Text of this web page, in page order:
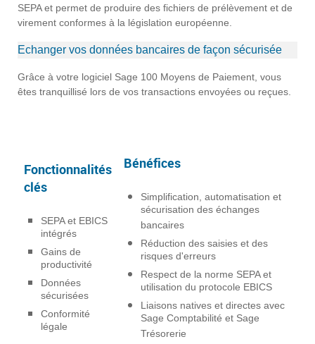
SEPA et permet de produire des fichiers de prélèvement et de
virement conformes à la législation européenne.
Echanger vos données bancaires de façon sécurisée
Grâce à votre logiciel Sage 100 Moyens de Paiement, vous
êtes tranquillisé lors de vos transactions envoyées ou reçues.
Fonctionnalités
clés
SEPA et EBICS
intégrés
Gains de
productivité
Données
sécurisées
Conformité
légale
Bénéfices
Simplification, automatisation et
sécurisation des échanges
bancaires
Réduction des saisies et des
risques d'erreurs
Respect de la norme SEPA et
utilisation du protocole EBICS
Liaisons natives et directes avec
Sage Comptabilité et Sage
Trésorerie